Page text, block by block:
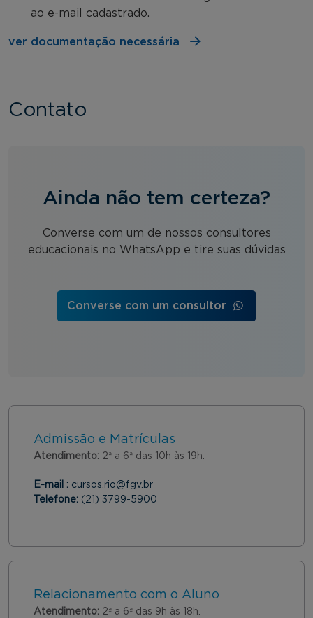
ao e-mail cadastrado.
ver documentação necessária
Contato
Ainda não tem certeza?
Converse com um de nossos consultores
educacionais no WhatsApp e tire suas dúvidas
Converse com um consultor
Admissão e Matrículas
Atendimento: 2ª a 6ª das 10h às 19h.
E-mail : cursos.rio@fgv.br
Telefone: (21) 3799-5900
Relacionamento com o Aluno
Atendimento: 2ª a 6ª das 9h às 18h.